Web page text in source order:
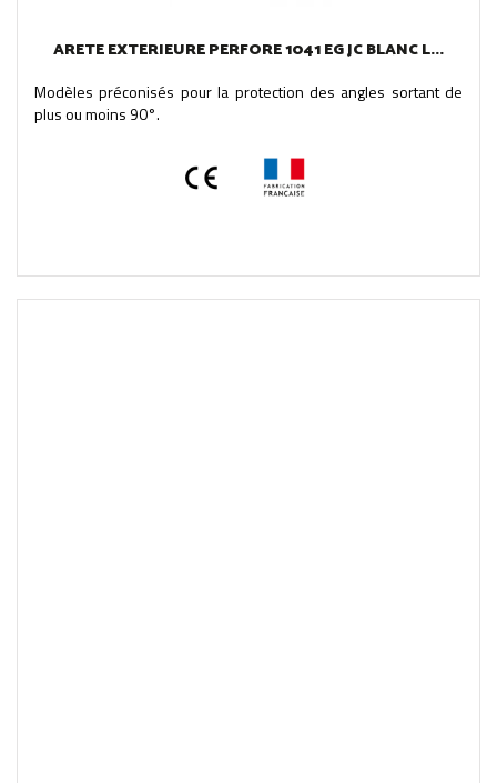
ARETE EXTERIEURE PERFORE 1041 EG JC BLANC L...
Modèles préconisés pour la protection des angles sortant de
plus ou moins 90°.